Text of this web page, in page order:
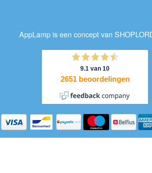
AppLamp is een concept van